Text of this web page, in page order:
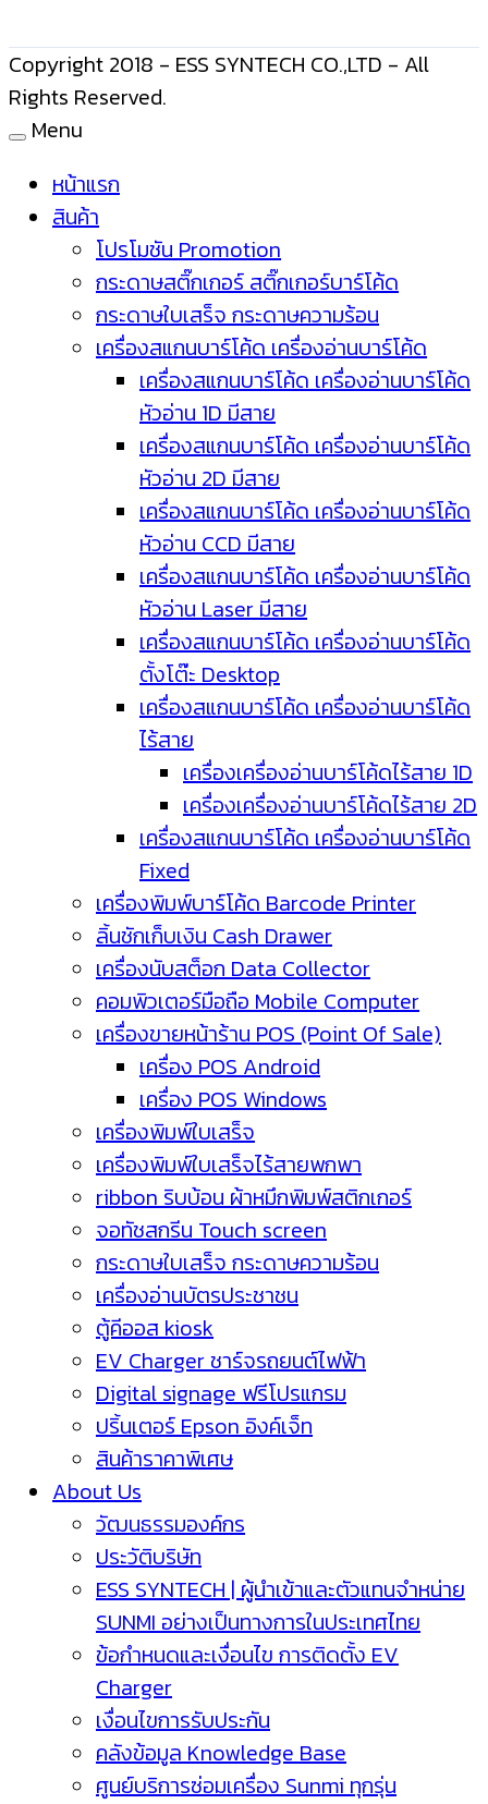
Copyright 2018 - ESS SYNTECH CO.,LTD - All
Rights Reserved.
Menu
หน้าแรก
สินค้า
โปรโมชัน Promotion
กระดาษสติ๊กเกอร์ สติ๊กเกอร์บาร์โค้ด
กระดาษใบเสร็จ กระดาษความร้อน
เครื่องสแกนบาร์โค้ด เครื่องอ่านบาร์โค้ด
เครื่องสแกนบาร์โค้ด เครื่องอ่านบาร์โค้ด
หัวอ่าน 1D มีสาย
เครื่องสแกนบาร์โค้ด เครื่องอ่านบาร์โค้ด
หัวอ่าน 2D มีสาย
เครื่องสแกนบาร์โค้ด เครื่องอ่านบาร์โค้ด
หัวอ่าน CCD มีสาย
เครื่องสแกนบาร์โค้ด เครื่องอ่านบาร์โค้ด
หัวอ่าน Laser มีสาย
เครื่องสแกนบาร์โค้ด เครื่องอ่านบาร์โค้ด
ตั้งโต๊ะ Desktop
เครื่องสแกนบาร์โค้ด เครื่องอ่านบาร์โค้ด
ไร้สาย
เครื่องเครื่องอ่านบาร์โค้ดไร้สาย 1D
เครื่องเครื่องอ่านบาร์โค้ดไร้สาย 2D
เครื่องสแกนบาร์โค้ด เครื่องอ่านบาร์โค้ด
Fixed
เครื่องพิมพ์บาร์โค้ด Barcode Printer
ลิ้นชักเก็บเงิน Cash Drawer
เครื่องนับสต็อก Data Collector
คอมพิวเตอร์มือถือ Mobile Computer
เครื่องขายหน้าร้าน POS (Point Of Sale)
เครื่อง POS Android
เครื่อง POS Windows
เครื่องพิมพ์ใบเสร็จ
เครื่องพิมพ์ใบเสร็จไร้สายพกพา
ribbon ริบบ้อน ผ้าหมึกพิมพ์สติกเกอร์
จอทัชสกรีน Touch screen
กระดาษใบเสร็จ กระดาษความร้อน
เครื่องอ่านบัตรประชาชน
ตู้คีออส kiosk
EV Charger ชาร์จรถยนต์ไฟฟ้า
Digital signage ฟรีโปรแกรม
ปริ้นเตอร์ Epson อิงค์เจ็ท
สินค้าราคาพิเศษ
About Us
วัฒนธรรมองค์กร
ประวัติบริษัท
ESS SYNTECH | ผู้นำเข้าและตัวแทนจำหน่าย
SUNMI อย่างเป็นทางการในประเทศไทย
ข้อกำหนดและเงื่อนไข การติดตั้ง EV
Charger
เงื่อนไขการรับประกัน
คลังข้อมูล Knowledge Base
ศูนย์บริการซ่อมเครื่อง Sunmi ทุกรุ่น